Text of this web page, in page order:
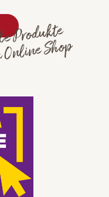
Produkte
Shop